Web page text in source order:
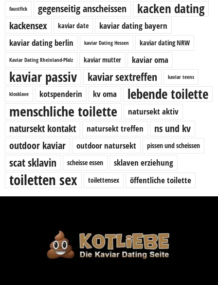
faustfick gegenseitig anscheissen kacken dating
kackensex kaviar date
kaviar dating bayern
kaviar dating berlin
kaviar Dating Hessen kaviar dating NRW
Kaviar Dating Rheinland-Pfalz kaviar mutter kaviar oma
kaviar passiv kaviar sextreffen kaviar teens
klosklave kotspenderin kv oma lebende toilette
menschliche toilette natursekt aktiv
natursekt kontakt natursekt treffen
ns und kv
outdoor kaviar
outdoor natursekt pissen und scheissen
scat sklavin scheisse essen sklaven erziehung
toiletten sex toilettensex öffentliche toilette